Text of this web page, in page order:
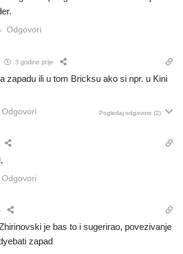
Odgovori
3 godine prije
zapadu ili u tom Bricksu ako si npr. u Kini
Odgovori Pogledaj odgovore (2)
Odgovori
je bas to i sugerirao, povezivanje
zapad